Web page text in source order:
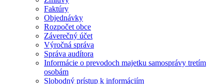
Faktúry
Objednávky
Rozpočet obce
Záverečný účet
Výročná správa
Správa audítora
Informácie o prevodoch majetku samosprávy tretím
osobám
Slobodný prístup k informáciím